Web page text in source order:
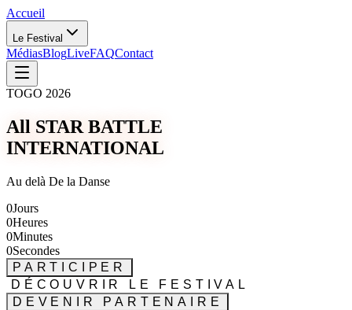
Accueil
Le Festival
MédiasBlogLiveFAQContact
TOGO 2026
All STAR BATTLE
INTERNATIONAL
Au delà De la Danse
0Jours
0Heures
0Minutes
0Secondes
PARTICIPER
DÉCOUVRIR LE FESTIVAL
DEVENIR PARTENAIRE